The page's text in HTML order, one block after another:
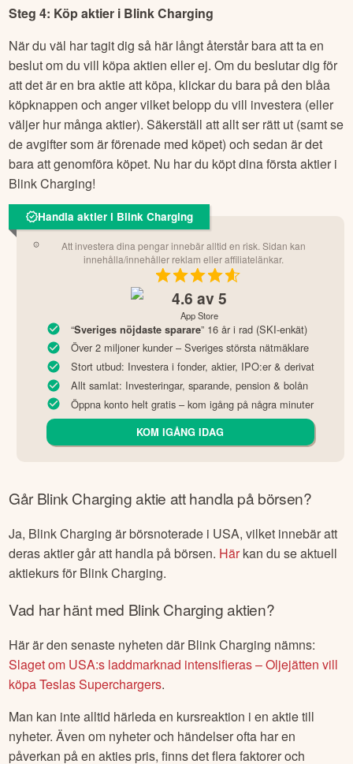
Steg 4: Köp aktier i Blink Charging
När du väl har tagit dig så här långt återstår bara att ta en
beslut om du vill köpa aktien eller ej. Om du beslutar dig för
att det är en bra aktie att köpa, klickar du bara på den blåa
köpknappen och anger vilket belopp du vill investera (eller
väljer hur många aktier). Säkerställ att allt ser rätt ut (samt se
de avgifter som är förenade med köpet) och sedan är det
bara att genomföra köpet. Nu har du köpt dina första aktier i
Blink Charging!
Handla aktier i Blink Charging
Att investera dina pengar innebär alltid en risk. Sidan kan
innehålla/innehåller reklam eller affiliatelänkar.
4.6 av 5
App Store
“Sveriges nöjdaste sparare” 16 år i rad (SKI-enkät)
Över 2 miljoner kunder – Sveriges största nätmäklare
Stort utbud: Investera i fonder, aktier, IPO:er & derivat
Allt samlat: Investeringar, sparande, pension & bolån
Öppna konto helt gratis – kom igång på några minuter
KOM IGÅNG IDAG
GårBlink Chargingaktie att handla på börsen?
Ja, Blink Charging är börsnoterade i USA, vilket innebär att
deras aktier går att handla på börsen. Härkan du se aktuell
aktiekurs för Blink Charging.
Vad har hänt med Blink Chargingaktien?
Här är den senaste nyheten där Blink Charging nämns:
Slaget om USA:s laddmarknad intensifieras – Oljejätten vill
köpa Teslas Superchargers.
Man kan inte alltid härleda en kursreaktion i en aktie till
nyheter. Även om nyheter och händelser ofta har en
påverkan på en akties pris, finns det flera faktorer och